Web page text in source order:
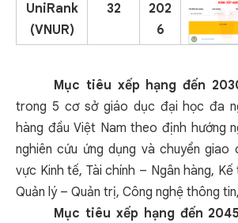
UniRank
(VNUR)
32
202
6
Mục tiêu xếp hạng đến
trong 5 cơ sở giáo dục đại học đa
hàng đầu Việt Nam theo định hướng
nghiên cứu ứng dụng và chuyển giao
vực Kinh tế, Tài chính – Ngân hàng,
Quản lý – Quản trị, Công nghệ thông
Mục tiêu xếp hạng đến